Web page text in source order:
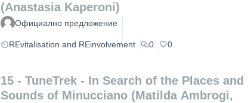
(Anastasia Kaperoni)
Официално предложение
REvitalisation and REinvolvement 0 0
15 - TuneTrek - In Search of the Places and
Sounds of Minucciano (Matilda Ambrogi,